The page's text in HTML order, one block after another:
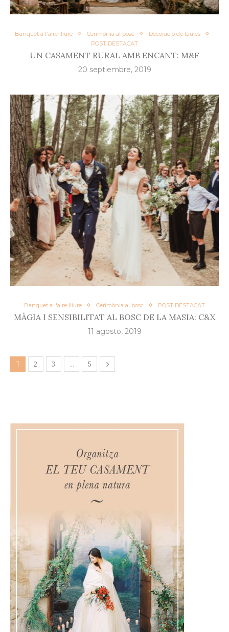
Banquet a l'aire lliure Cerimònia al bosc
Decoració de taules
POST DESTACAT
UN CASAMENT RURAL AMB ENCANT: M&F
20 septiembre, 2019
Banquet a l'aire lliure Cerimònia al bosc POST DESTACAT
MÀGIA I SENSIBILITAT AL BOSC DE LA MASIA: C&X
11 agosto, 2019
1 2 3 … 5